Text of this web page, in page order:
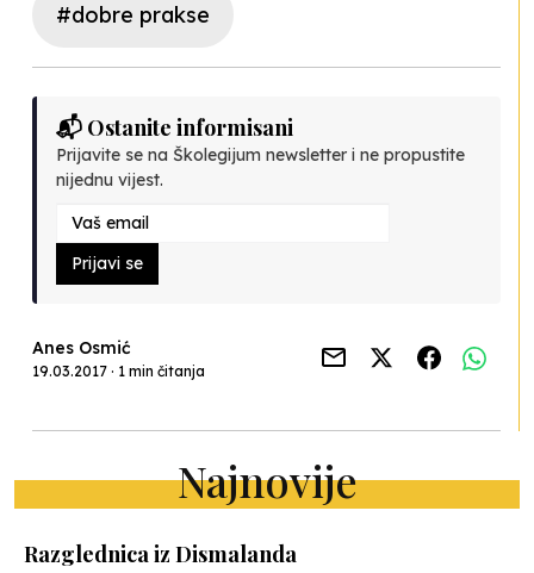
#dobre prakse
📬 Ostanite informisani
Prijavite se na Školegijum newsletter i ne propustite
nijednu vijest.
Prijavi se
Anes Osmić
19.03.2017 · 1 min čitanja
Najnovije
Razglednica iz Dismalanda